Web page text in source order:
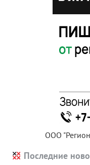
ООО
Последние